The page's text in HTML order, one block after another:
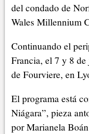
del condado de
Wales Millennium
Continuando el
Francia, el 7 y 8
de Fourviere, en
El programa está
Niágara”, pieza
por Marianela